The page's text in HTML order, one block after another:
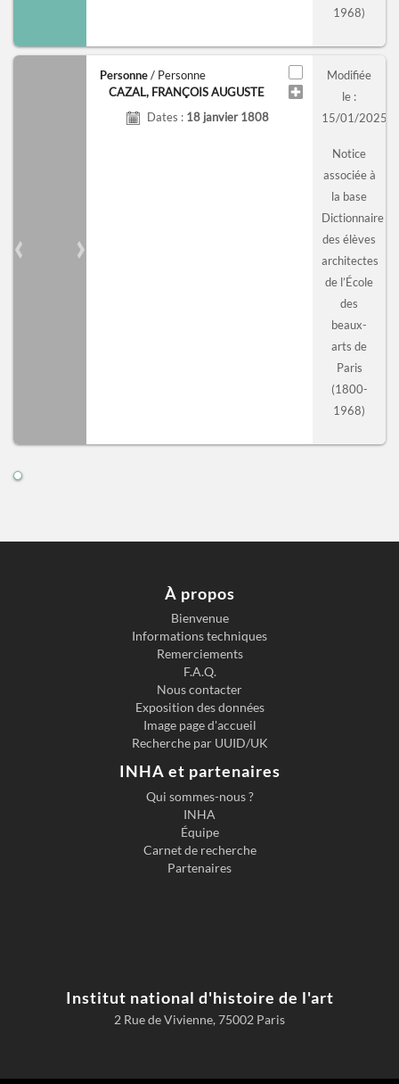
1968)
Previous slideNext slide
Personne/ Personne
CAZAL, FRANÇOIS AUGUSTE
Dates : 18 janvier 1808
Modifiée
le :
15/01/2025
Notice
associée à
la base
Dictionnaire
des élèves
architectes
de l’École
des
beaux-
arts de
Paris
(1800-
1968)
À propos
Bienvenue
Informations techniques
Remerciements
F.A.Q.
Nous contacter
Exposition des données
Image page d'accueil
Recherche par UUID/UK
INHA et partenaires
Qui sommes-nous ?
INHA
Équipe
Carnet de recherche
Partenaires
Institut national d'histoire de l'art
2 Rue de Vivienne, 75002 Paris